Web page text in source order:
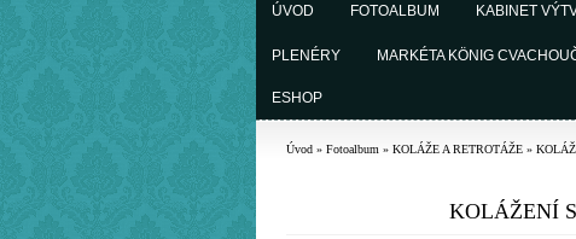
ÚVOD FOTOALBUM KABINET
PLENÉRY MARKÉTA KÖNIG
ESHOP
Úvod » Fotoalbum » KOLÁŽE A RETROTÁŽE »
KOLÁŽENÍ